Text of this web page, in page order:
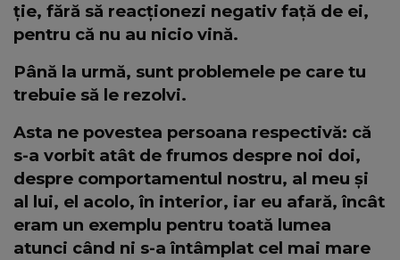
ție, fără să reacționezi negativ față de ei,
pentru că nu au nicio vină.
Până la urmă, sunt problemele pe care tu
trebuie să le rezolvi.
Asta ne povestea persoana respectivă: că
s-a vorbit atât de frumos despre noi doi,
despre comportamentul nostru, al meu și
al lui, el acolo, în interior, iar eu afară, încât
eram un exemplu pentru toată lumea
atunci când ni s-a întâmplat cel mai mare